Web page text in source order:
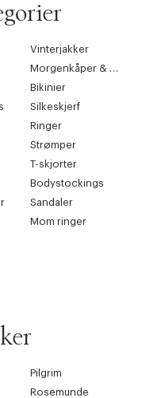
Vinterjakker
Morgenkåper & kimonoer
Bikinier
Silkeskjerf
Ringer
Strømper
T-skjorter
Bodystockings
Sandaler
Mom ringer
Pilgrim
Rosemunde